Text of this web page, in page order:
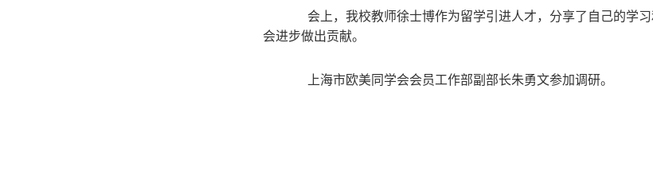
会上，我校教师徐士博作为留学引进人才，分享了自己的学
会进步做出贡献。
上海市欧美同学会会员工作部副部长朱勇文参加调研。